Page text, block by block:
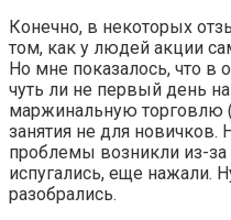
Конечно, в некоторых
том, как у людей акции
Но мне показалось, что в
чуть ли не первый день
маржинальную торговлю
занятия не для новичков.
проблемы возникли из-за
испугались, еще нажали.
разобрались.